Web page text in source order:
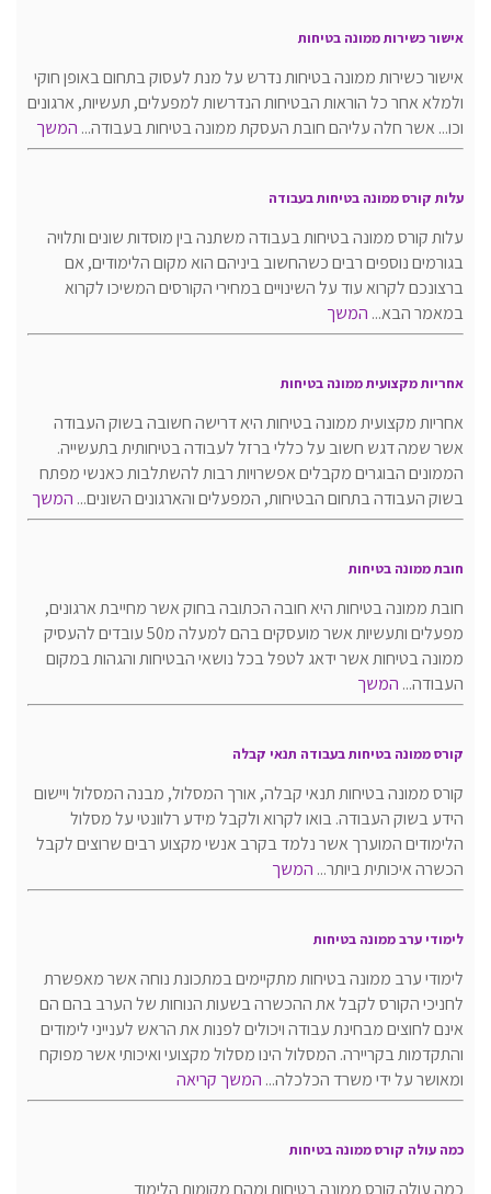
אישור כשירות ממונה בטיחות
אישור כשירות ממונה בטיחות נדרש על מנת לעסוק בתחום באופן חוקי
ולמלא אחר כל הוראות הבטיחות הנדרשות למפעלים, תעשיות, ארגונים
וכו... אשר חלה עליהם חובת העסקת ממונה בטיחות בעבודה... המשך
עלות קורס ממונה בטיחות בעבודה
עלות קורס ממונה בטיחות בעבודה משתנה בין מוסדות שונים ותלויה
בגורמים נוספים רבים כשהחשוב ביניהם הוא מקום הלימודים, אם
ברצונכם לקרוא עוד על השינויים במחירי הקורסים המשיכו לקרוא
במאמר הבא... המשך
אחריות מקצועית ממונה בטיחות
אחריות מקצועית ממונה בטיחות היא דרישה חשובה בשוק העבודה
אשר שמה דגש חשוב על כללי ברזל לעבודה בטיחותית בתעשייה.
הממונים הבוגרים מקבלים אפשרויות רבות להשתלבות כאנשי מפתח
בשוק העבודה בתחום הבטיחות, המפעלים והארגונים השונים... המשך
חובת ממונה בטיחות
חובת ממונה בטיחות היא חובה הכתובה בחוק אשר מחייבת ארגונים,
מפעלים ותעשיות אשר מועסקים בהם למעלה מ50 עובדים להעסיק
ממונה בטיחות אשר ידאג לטפל בכל נושאי הבטיחות והגהות במקום
העבודה... המשך
קורס ממונה בטיחות בעבודה תנאי קבלה
קורס ממונה בטיחות תנאי קבלה, אורך המסלול, מבנה המסלול ויישום
הידע בשוק העבודה. בואו לקרוא ולקבל מידע רלוונטי על מסלול
הלימודים המוערך אשר נלמד בקרב אנשי מקצוע רבים שרוצים לקבל
הכשרה איכותית ביותר... המשך
לימודי ערב ממונה בטיחות
לימודי ערב ממונה בטיחות מתקיימים במתכונת נוחה אשר מאפשרת
לחניכי הקורס לקבל את ההכשרה בשעות הנוחות של הערב בהם הם
אינם לחוצים מבחינת עבודה ויכולים לפנות את הראש לענייני לימודים
והתקדמות בקריירה. המסלול הינו מסלול מקצועי ואיכותי אשר מפוקח
ומאושר על ידי משרד הכלכלה... המשך קריאה
כמה עולה קורס ממונה בטיחות
כמה עולה קורס ממונה בטיחות ומהם מקומות הלימוד